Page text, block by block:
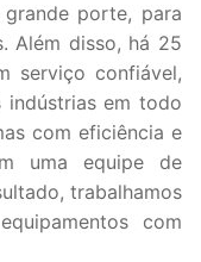
porte, para
Além disso, há 25
serviço confiável,
indústrias em todo
com eficiência e
uma equipe de
trabalhamos
com